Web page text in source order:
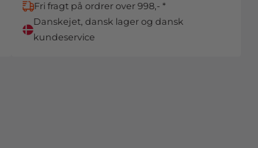
Fri fragt på ordrer over 998,- *
Danskejet, dansk lager og dansk
kundeservice